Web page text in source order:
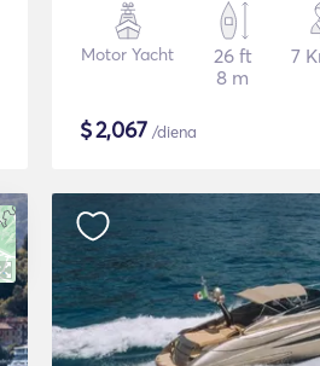
Motor Yacht
26 ft
8 m
7
$2,067 /diena